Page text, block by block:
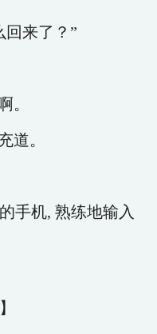
回来了？”
。
道。
手机, 熟练地输入